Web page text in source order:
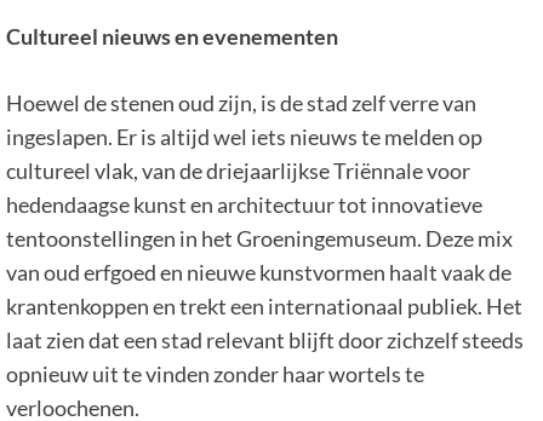
Cultureel nieuws en evenementen
Hoewel de stenen oud zijn, is de stad zelf verre van
ingeslapen. Er is altijd wel iets nieuws te melden op
cultureel vlak, van de driejaarlijkse Triënnale voor
hedendaagse kunst en architectuur tot innovatieve
tentoonstellingen in het Groeningemuseum. Deze mix
van oud erfgoed en nieuwe kunstvormen haalt vaak de
krantenkoppen en trekt een internationaal publiek. Het
laat zien dat een stad relevant blijft door zichzelf steeds
opnieuw uit te vinden zonder haar wortels te
verloochenen.